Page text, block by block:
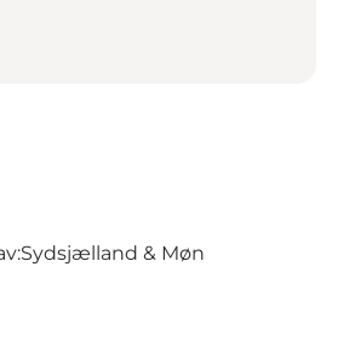
Sydsjælland & Møn